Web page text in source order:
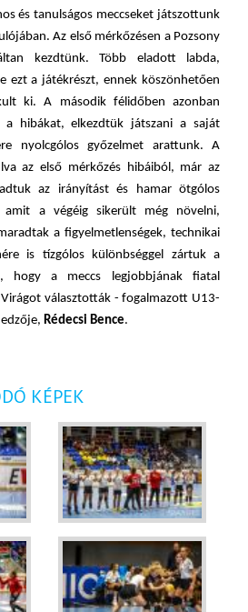
és tanulságos meccseket játszottunk
Az első mérkőzésen a Pozsony
kezdtünk. Több eladott labda,
ezt a játékrészt, ennek köszönhetően
ki. A második félidőben azonban
a hibákat, elkezdtük játszani a saját
nyolcgólos győzelmet arattunk. A
az első mérkőzés hibáiból, már az
az irányítást és hamar ötgólos
a végéig sikerült még növelni,
a figyelmetlenségek, technikai
is tízgólos különbséggel zártuk a
hogy a meccs legjobbjának fiatal
választották - fogalmazott U13-
Rédecsi Bence.
KÉPEK